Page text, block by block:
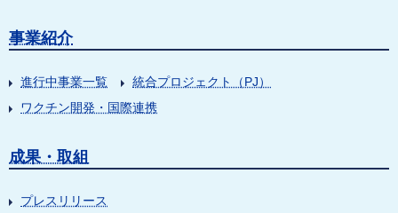
事業紹介
進行中事業一覧
統合プロジェクト（PJ）
ワクチン開発・国際連携
成果・取組
プレスリリース